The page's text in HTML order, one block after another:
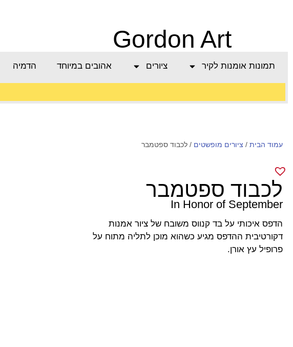
Gordon Art
תמונות אומנות לקיר ציורים אהובים במיוחד הדמיה
מעל 800 ש"ח
עמוד הבית / ציורים מופשטים / לכבוד ספטמבר
לכבוד ספטמבר
In Honor of September
הדפס איכותי על בד קנווס משובח של ציור אמנות
דקורטיבית ההדפס מגיע כשהוא מוכן לתליה מתוח על
פרופיל עץ אורן.